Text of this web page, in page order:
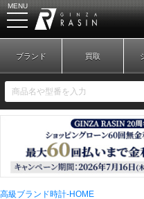
MENU
新規会員登録
ブランド 買取
高級ブランド時計-HOME